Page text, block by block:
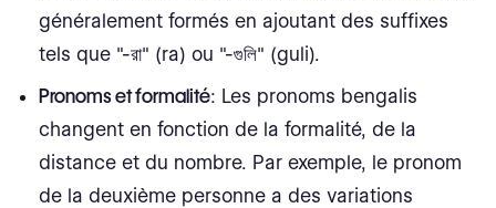
généralement formés en ajoutant des suffixes
tels que "-রা" (ra) ou "-গুলি" (guli).
Pronoms et formalité: Les pronoms bengalis
changent en fonction de la formalité, de la
distance et du nombre. Par exemple, le pronom
de la deuxième personne a des variations